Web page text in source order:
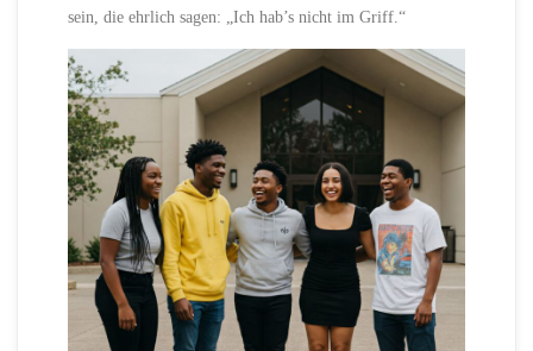
sein, die ehrlich sagen: „Ich hab’s nicht im Griff.“